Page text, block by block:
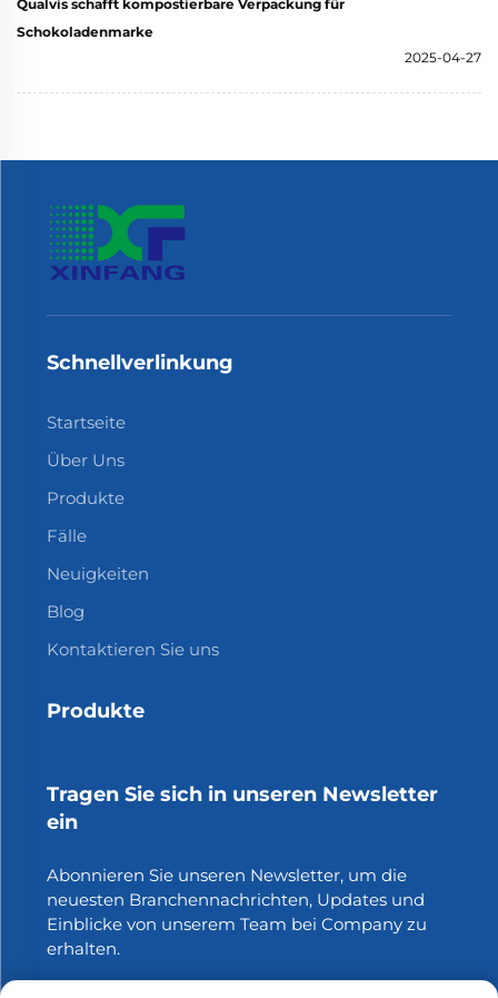
Qualvis schafft kompostierbare Verpackung für
Schokoladenmarke
2025-04-27
Schnellverlinkung
Startseite
Über Uns
Produkte
Fälle
Neuigkeiten
Blog
Kontaktieren Sie uns
Produkte
Tragen Sie sich in unseren Newsletter
ein
Abonnieren Sie unseren Newsletter, um die
neuesten Branchennachrichten, Updates und
Einblicke von unserem Team bei Company zu
erhalten.